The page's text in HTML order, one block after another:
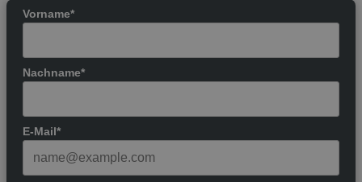
Vorname*
Nachname*
E-Mail*